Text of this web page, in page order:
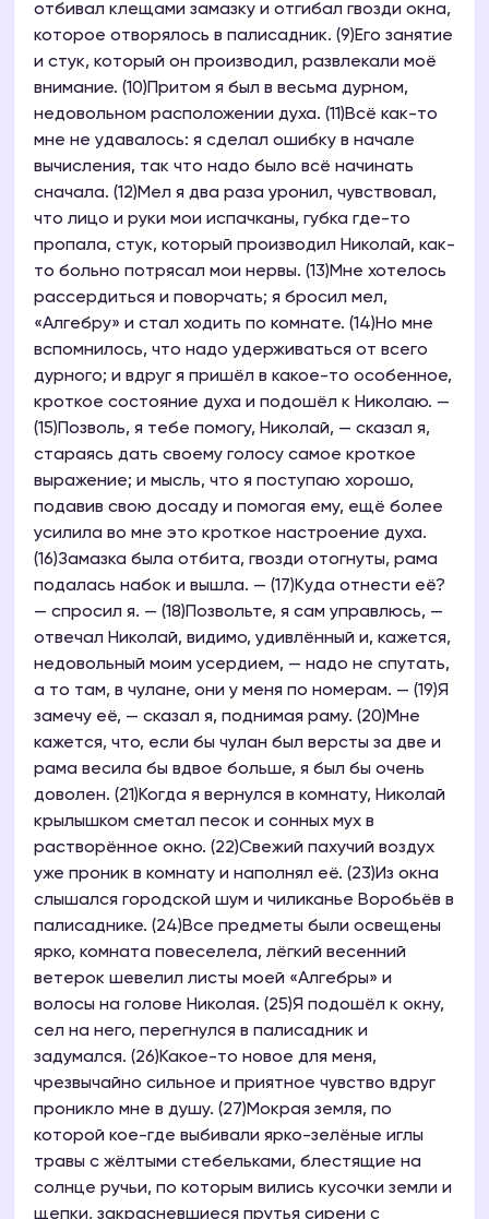
отбивал клещами замазку и отгибал гвозди окна,
которое отворялось в палисадник. (9)Его занятие
и стук, который он производил, развлекали моё
внимание. (10)Притом я был в весьма дурном,
недовольном расположении духа. (11)Всё как-то
мне не удавалось: я сделал ошибку в начале
вычисления, так что надо было всё начинать
сначала. (12)Мел я два раза уронил, чувствовал,
что лицо и руки мои испачканы, губка где-то
пропала, стук, который производил Николай, как-
то больно потрясал мои нервы. (13)Мне хотелось
рассердиться и поворчать; я бросил мел,
«Алгебру» и стал ходить по комнате. (14)Но мне
вспомнилось, что надо удерживаться от всего
дурного; и вдруг я пришёл в какое-то особенное,
кроткое состояние духа и подошёл к Николаю. —
(15)Позволь, я тебе помогу, Николай, — сказал я,
стараясь дать своему голосу самое кроткое
выражение; и мысль, что я поступаю хорошо,
подавив свою досаду и помогая ему, ещё более
усилила во мне это кроткое настроение духа.
(16)Замазка была отбита, гвозди отогнуты, рама
подалась набок и вышла. — (17)Куда отнести её?
— спросил я. — (18)Позвольте, я сам управлюсь, —
отвечал Николай, видимо, удивлённый и, кажется,
недовольный моим усердием, — надо не спутать,
а то там, в чулане, они у меня по номерам. — (19)Я
замечу её, — сказал я, поднимая раму. (20)Мне
кажется, что, если бы чулан был версты за две и
рама весила бы вдвое больше, я был бы очень
доволен. (21)Когда я вернулся в комнату, Николай
крылышком сметал песок и сонных мух в
растворённое окно. (22)Свежий пахучий воздух
уже проник в комнату и наполнял её. (23)Из окна
слышался городской шум и чиликанье Воробьёв в
палисаднике. (24)Все предметы были освещены
ярко, комната повеселела, лёгкий весенний
ветерок шевелил листы моей «Алгебры» и
волосы на голове Николая. (25)Я подошёл к окну,
сел на него, перегнулся в палисадник и
задумался. (26)Какое-то новое для меня,
чрезвычайно сильное и приятное чувство вдруг
проникло мне в душу. (27)Мокрая земля, по
которой кое-где выбивали ярко-зелёные иглы
травы с жёлтыми стебельками, блестящие на
солнце ручьи, по которым вились кусочки земли и
щепки, закрасневшиеся прутья сирени с